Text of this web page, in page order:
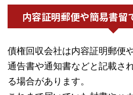
内容証明郵便や簡易書留
債権回収会社は内容証明郵便
通告書や通知書などと記載さ
る場合があります。